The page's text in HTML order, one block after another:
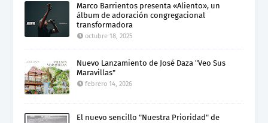
Marco Barrientos presenta «Aliento», un
álbum de adoración congregacional
transformadora
octubre 18, 2025
Nuevo Lanzamiento de José Daza "Veo Sus
Maravillas"
febrero 14, 2026
El nuevo sencillo "Nuestra Prioridad" de